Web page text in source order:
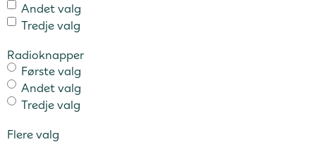
Andet valg
Tredje valg
Radioknapper
Første valg
Andet valg
Tredje valg
Flere valg